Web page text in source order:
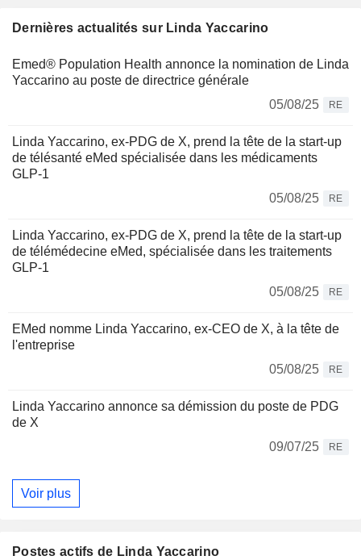
Dernières actualités sur Linda Yaccarino
Emed® Population Health annonce la nomination de Linda
Yaccarino au poste de directrice générale
05/08/25
RE
Linda Yaccarino, ex-PDG de X, prend la tête de la start-up
de télésanté eMed spécialisée dans les médicaments
GLP-1
05/08/25
RE
Linda Yaccarino, ex-PDG de X, prend la tête de la start-up
de télémédecine eMed, spécialisée dans les traitements
GLP-1
05/08/25
RE
EMed nomme Linda Yaccarino, ex-CEO de X, à la tête de
l'entreprise
05/08/25
RE
Linda Yaccarino annonce sa démission du poste de PDG
de X
09/07/25
RE
Voir plus
Postes actifs de Linda Yaccarino